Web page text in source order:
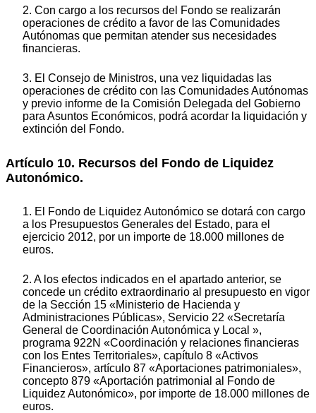
2. Con cargo a los recursos del Fondo se realizarán
operaciones de crédito a favor de las Comunidades
Autónomas que permitan atender sus necesidades
financieras.
3. El Consejo de Ministros, una vez liquidadas las
operaciones de crédito con las Comunidades Autónomas
y previo informe de la Comisión Delegada del Gobierno
para Asuntos Económicos, podrá acordar la liquidación y
extinción del Fondo.
Artículo 10. Recursos del Fondo de Liquidez
Autonómico.
1. El Fondo de Liquidez Autonómico se dotará con cargo
a los Presupuestos Generales del Estado, para el
ejercicio 2012, por un importe de 18.000 millones de
euros.
2. A los efectos indicados en el apartado anterior, se
concede un crédito extraordinario al presupuesto en vigor
de la Sección 15 «Ministerio de Hacienda y
Administraciones Públicas», Servicio 22 «Secretaría
General de Coordinación Autonómica y Local »,
programa 922N «Coordinación y relaciones financieras
con los Entes Territoriales», capítulo 8 «Activos
Financieros», artículo 87 «Aportaciones patrimoniales»,
concepto 879 «Aportación patrimonial al Fondo de
Liquidez Autonómico», por importe de 18.000 millones de
euros.